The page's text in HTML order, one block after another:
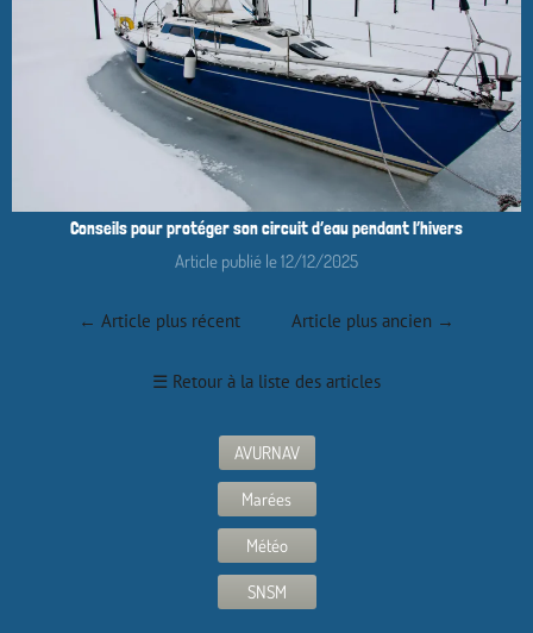
Conseils pour protéger son circuit d’eau pendant l’hivers
Article publié le 12/12/2025
← Article plus récent Article plus ancien →
☰ Retour à la liste des articles
AVURNAV
Marées
Météo
SNSM